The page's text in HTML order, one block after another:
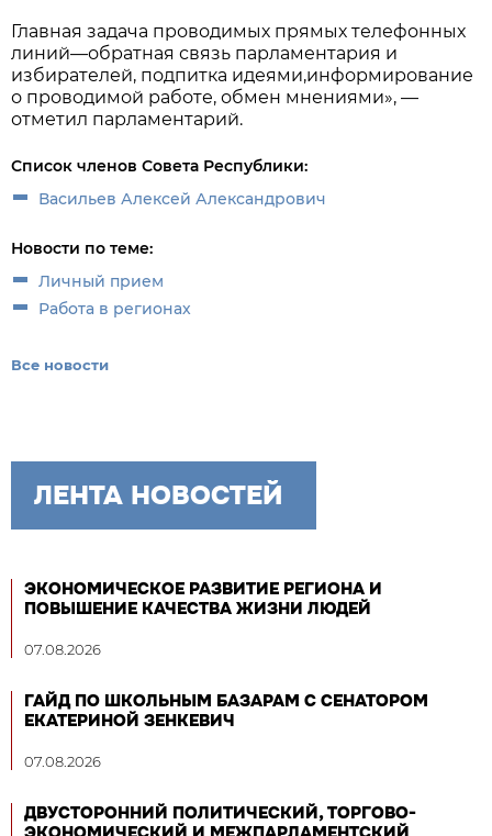
Главная задача проводимых прямых телефонных
линий—обратная связь парламентария и
избирателей, подпитка идеями,информирование
о проводимой работе, обмен мнениями», —
отметил парламентарий.
Список членов Совета Республики:
Васильев Алексей Александрович
Новости по теме:
Личный прием
Работа в регионах
Все новости
ЛЕНТА НОВОСТЕЙ
ЭКОНОМИЧЕСКОЕ РАЗВИТИЕ РЕГИОНА И
ПОВЫШЕНИЕ КАЧЕСТВА ЖИЗНИ ЛЮДЕЙ
07.08.2026
ГАЙД ПО ШКОЛЬНЫМ БАЗАРАМ С СЕНАТОРОМ
ЕКАТЕРИНОЙ ЗЕНКЕВИЧ
07.08.2026
ДВУСТОРОННИЙ ПОЛИТИЧЕСКИЙ, ТОРГОВО-